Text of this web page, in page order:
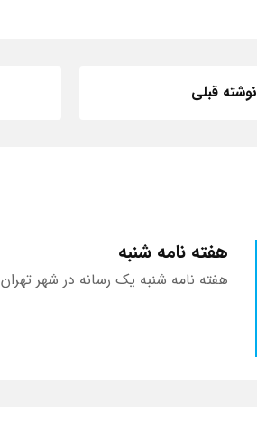
نوشته قبلی
هفته نامه شنبه
هفته نامه شنبه یک رسانه در شهر